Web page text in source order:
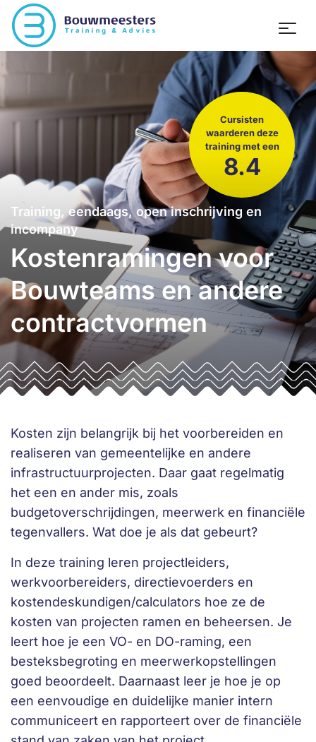
Cursisten
waarderen deze
training met een
8.4
Training, eendaags, open inschrijving en
incompany
Kostenramingen voor
Bouwteams en andere
contractvormen
Kosten zijn belangrijk bij het voorbereiden en
realiseren van gemeentelijke en andere
infrastructuurprojecten. Daar gaat regelmatig
het een en ander mis, zoals
budgetoverschrijdingen, meerwerk en financiële
tegenvallers. Wat doe je als dat gebeurt?
In deze training leren projectleiders,
werkvoorbereiders, directievoerders en
kostendeskundigen/calculators hoe ze de
kosten van projecten ramen en beheersen. Je
leert hoe je een VO- en DO-raming, een
besteksbegroting en meerwerkopstellingen
goed beoordeelt. Daarnaast leer je hoe je op
een eenvoudige en duidelijke manier intern
communiceert en rapporteert over de financiële